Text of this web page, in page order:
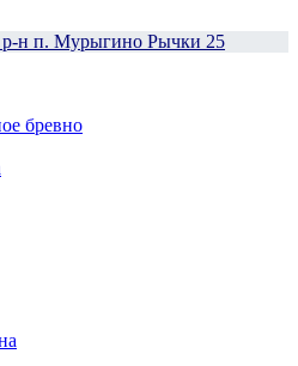
н п. Мурыгино Рычки 25
бревно